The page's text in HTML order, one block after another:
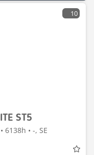
10
ST5
• -, SE